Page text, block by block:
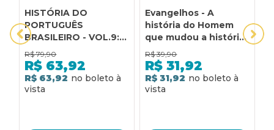
HISTÓRIA DO
PORTUGUÊS
BRASILEIRO - VOL.9:
HISTÓRIA SOCIAL DO
PORTUGUÊS
BRASILEIRO: DA
HISTÓRIA SOCIAL À
R$ 79,90
R$ 63,92
R$ 63,92
Evangelhos - A
história do Homem
que mudou a história:
A história do homem
que mudou a história
R$ 39,90
R$ 31,92
R$ 31,92